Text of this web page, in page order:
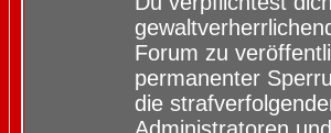
Forum zu
permanenter
die